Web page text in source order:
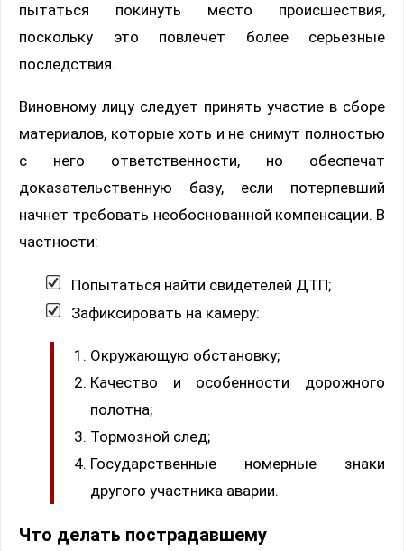
пытаться покинуть место происшествия,
поскольку это повлечет более серьезные
последствия.
Виновному лицу следует принять участие в сборе
материалов, которые хоть и не снимут полностью
с него ответственности, но обеспечат
доказательственную базу, если потерпевший
начнет требовать необоснованной компенсации. В
частности:
Попытаться найти свидетелей ДТП;
Зафиксировать на камеру:
Окружающую обстановку;
Качество и особенности дорожного
полотна;
Тормозной след;
Государственные номерные знаки
другого участника аварии.
Что делать пострадавшему